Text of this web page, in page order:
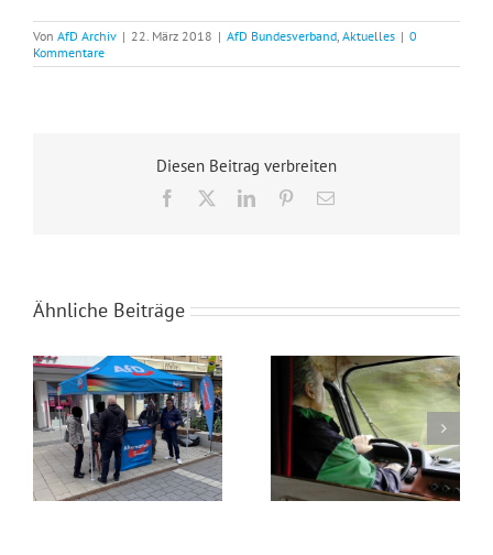
Von AfD Archiv | 22. März 2018 | AfD Bundesverband Aktuelles | 0
Kommentare
Diesen Beitrag verbreiten
Facebook LinkedInPinterest
E-
Ähnliche Beiträge